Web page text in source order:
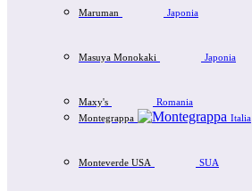
Maruman Japonia
Masuya Monokaki Japonia
Maxy's
Romania
Montegrappa
Italia
Monteverde USA SUA